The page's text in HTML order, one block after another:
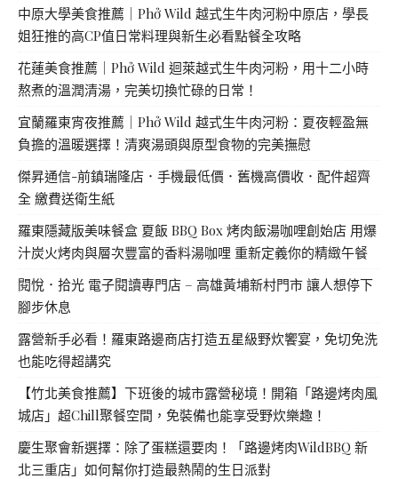
中原大學美食推薦｜Phở Wild 越式生牛肉河粉中原店，學長
姐狂推的高CP值日常料理與新生必看點餐全攻略
花蓮美食推薦｜Phở Wild 迴萊越式生牛肉河粉，用十二小時
熬煮的溫潤清湯，完美切換忙碌的日常！
宜蘭羅東宵夜推薦｜Phở Wild 越式生牛肉河粉：夏夜輕盈無
負擔的溫暖選擇！清爽湯頭與原型食物的完美撫慰
傑昇通信-前鎮瑞隆店．手機最低價．舊機高價收．配件超齊
全 繳費送衛生紙
羅東隱藏版美味餐盒 夏飯 BBQ Box 烤肉飯湯咖哩創始店 用爆
汁炭火烤肉與層次豐富的香料湯咖哩 重新定義你的精緻午餐
閱悅．拾光 電子閱讀專門店 – 高雄黃埔新村門市 讓人想停下
腳步休息
露營新手必看！羅東路邊商店打造五星級野炊饗宴，免切免洗
也能吃得超講究
【竹北美食推薦】下班後的城市露營秘境！開箱「路邊烤肉風
城店」超Chill聚餐空間，免裝備也能享受野炊樂趣！
慶生聚會新選擇：除了蛋糕還要肉！「路邊烤肉WildBBQ 新
北三重店」如何幫你打造最熱鬧的生日派對